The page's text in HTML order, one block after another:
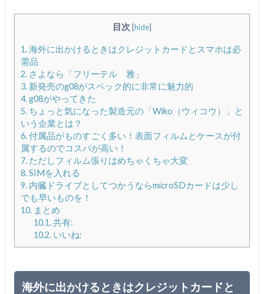
目次 [hide]
1.海外に出かけるときはクレジットカードとスマホは必
需品
2.さよなら「フリーテル 雅」
3.新発売のg08がスペック的に非常に魅力的
4.g08がやってきた
5.ちょっと気になった製造元の「Wiko（ウィコウ）」と
いう企業とは？
6.付属品がものすごく多い！表面フィルムとケースが付
属するのでコスパが高い！
7.ただしフィルム張りはめちゃくちゃ大変
8.SIMを入れる
9.内臓ドライブとしてつかうならmicroSDカードは少し
でも早いものを！
10.まとめ
10.1.共有:
10.2.いいね:
海外に出かけるときはクレジットカードと